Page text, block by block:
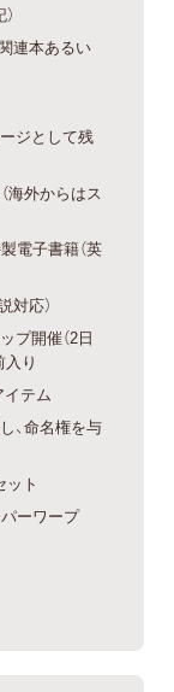
連本あるい
ジとして残
海外からはス
電子書籍（英
対応）
プ開催（2日
り
テム
、命名権を与
ット
ーワープ